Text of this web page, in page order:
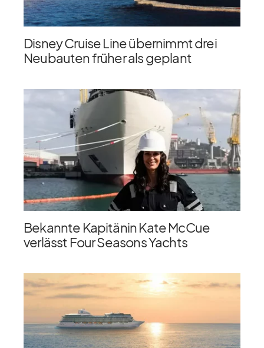
Disney Cruise Line übernimmt drei
Neubauten früher als geplant
Bekannte Kapitänin Kate McCue
verlässt Four Seasons Yachts